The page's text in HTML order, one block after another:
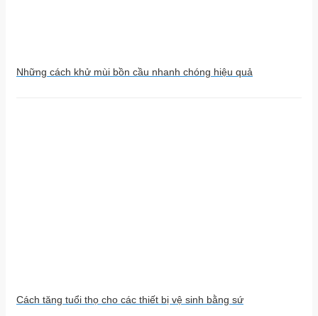
Những cách khử mùi bồn cầu nhanh chóng hiệu quả
Cách tăng tuổi thọ cho các thiết bị vệ sinh bằng sứ